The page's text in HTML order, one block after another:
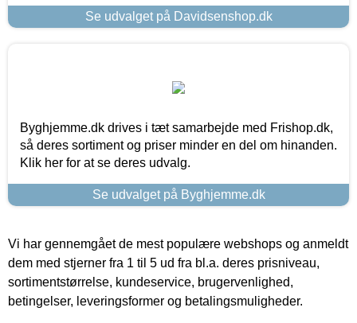
Se udvalget på Davidsenshop.dk
Byghjemme.dk drives i tæt samarbejde med Frishop.dk,
så deres sortiment og priser minder en del om hinanden.
Klik her for at se deres udvalg.
Se udvalget på Byghjemme.dk
Vi har gennemgået de mest populære webshops og anmeldt
dem med stjerner fra 1 til 5 ud fra bl.a. deres prisniveau,
sortimentstørrelse, kundeservice, brugervenlighed,
betingelser, leveringsformer og betalingsmuligheder.